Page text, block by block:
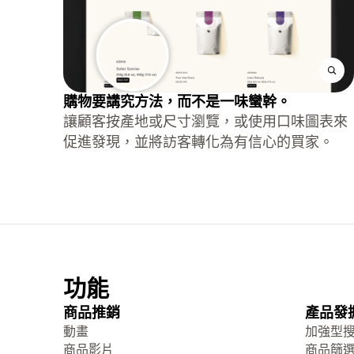
購物要講究方法，而不是一味蠻幹。
讓顧客按產地或尺寸瀏覽，或使用口味圖表來
促進發現，並將訪客轉化為有信心的買家。
功能
商品推銷
動畫
商品影片
產品發
加強型
商品篩